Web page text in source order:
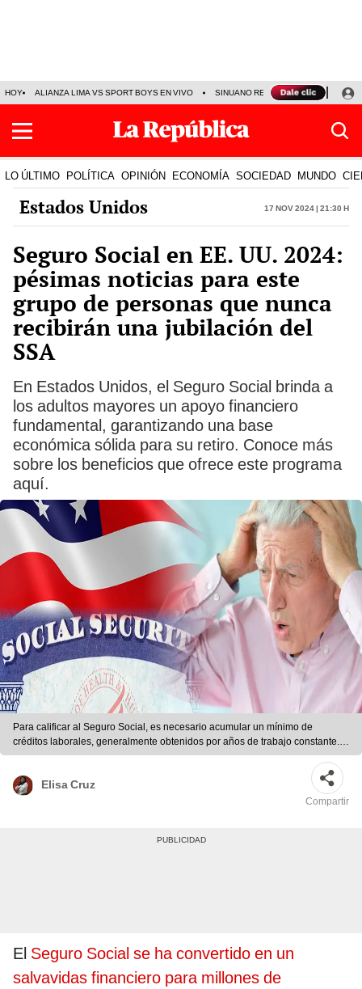
HOY ALIANZA LIMA VS SPORT BOYS EN VIVO SINUANO RESULTADOS HOY
LO ÚLTIMO POLÍTICA OPINIÓN ECONOMÍA SOCIEDAD MUNDO
Estados Unidos 17 Nov 2024 | 21:30 h
Seguro Social en EE. UU. 2024:
pésimas noticias para este
grupo de personas que nunca
recibirán una jubilación del
SSA
En Estados Unidos, el Seguro Social brinda a
los adultos mayores un apoyo financiero
fundamental, garantizando una base
económica sólida para su retiro. Conoce más
sobre los beneficios que ofrece este programa
aquí.
Para calificar al Seguro Social, es necesario acumular un mínimo de
créditos laborales, generalmente obtenidos por años de trabajo constante.
Foto: composición LR/ Deposiphotos
Elisa Cruz
Compartir
El Seguro Social se ha convertido en un
salvavidas financiero para millones de